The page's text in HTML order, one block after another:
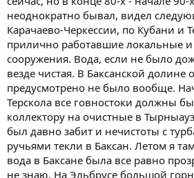
неоднократно бывал, видел
Карачаево-Черкессии, по Кубани и
прилично работавшие локальные
сооружения. Вода, если не было
везде чистая. В Баксанской долине
предусмотрено не было вообще.
Терскола все говностоки должны
коллектору на очистные в
был давно забит и нечистоты с
ручьями текли в Баксан. Летом я
вода в Баксане была все равно
не знаю. На Эльбрусе большой